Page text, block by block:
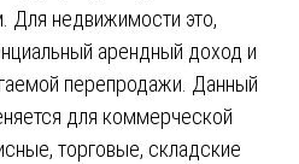
Для недвижимости это,
арендный доход и
перепродажи. Данный
для коммерческой
торговые, складские